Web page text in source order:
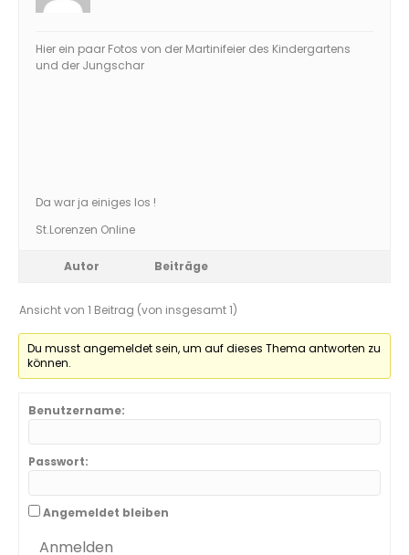
Hier ein paar Fotos von der Martinifeier des Kindergartens
und der Jungschar
Da war ja einiges los !
St.Lorenzen Online
Autor Beiträge
Ansicht von 1 Beitrag (von insgesamt 1)
Du musst angemeldet sein, um auf dieses Thema antworten zu
können.
Benutzername:
Passwort:
Angemeldet bleiben
Anmelden